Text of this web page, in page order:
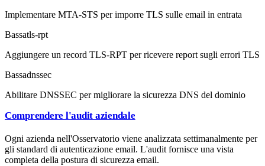
Implementare MTA-STS per imporre TLS sulle email in entrata
Bassatls-rpt
Aggiungere un record TLS-RPT per ricevere report sugli errori TLS
Bassadnssec
Abilitare DNSSEC per migliorare la sicurezza DNS del dominio
Comprendere l'audit aziendale
Ogni azienda nell'Osservatorio viene analizzata settimanalmente per
gli standard di autenticazione email. L'audit fornisce una vista
completa della postura di sicurezza email.